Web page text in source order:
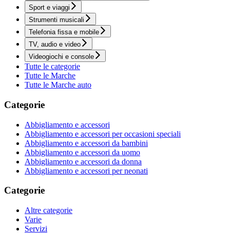
Sport e viaggi
Strumenti musicali
Telefonia fissa e mobile
TV, audio e video
Videogiochi e console
Tutte le categorie
Tutte le Marche
Tutte le Marche auto
Categorie
Abbigliamento e accessori
Abbigliamento e accessori per occasioni speciali
Abbigliamento e accessori da bambini
Abbigliamento e accessori da uomo
Abbigliamento e accessori da donna
Abbigliamento e accessori per neonati
Categorie
Altre categorie
Varie
Servizi